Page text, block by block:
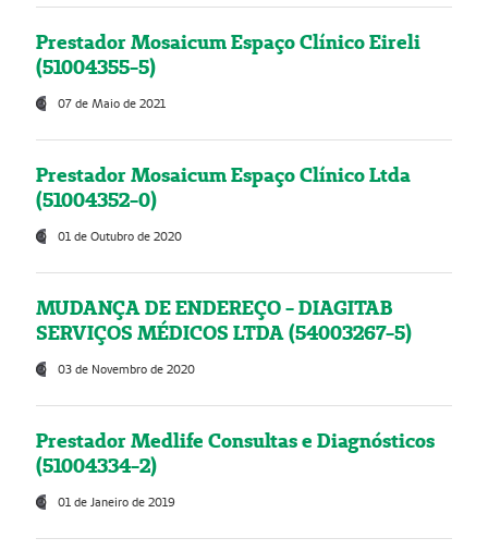
Prestador Mosaicum Espaço Clínico Eireli
(51004355-5)
07 de Maio de 2021
Prestador Mosaicum Espaço Clínico Ltda
(51004352-0)
01 de Outubro de 2020
MUDANÇA DE ENDEREÇO - DIAGITAB
SERVIÇOS MÉDICOS LTDA (54003267-5)
03 de Novembro de 2020
Prestador Medlife Consultas e Diagnósticos
(51004334-2)
01 de Janeiro de 2019